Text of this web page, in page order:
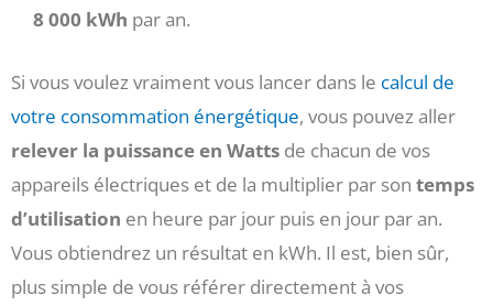
8 000 kWh par an.
Si vous voulez vraiment vous lancer dans le calcul de
votre consommation énergétique, vous pouvez aller
relever la puissance en Watts de chacun de vos
appareils électriques et de la multiplier par son temps
d’utilisation en heure par jour puis en jour par an.
Vous obtiendrez un résultat en kWh. Il est, bien sûr,
plus simple de vous référer directement à vos